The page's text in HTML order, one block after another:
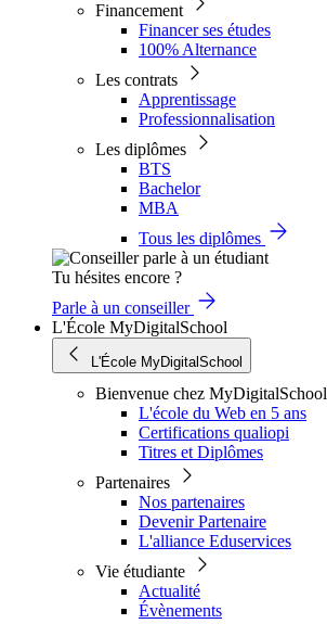
Financement
Financer ses études
100% Alternance
Les contrats
Apprentissage
Professionnalisation
Les diplômes
BTS
Bachelor
MBA
Tous les diplômes
Tu hésites encore ?
Parle à un conseiller
L'École MyDigitalSchool
L'École MyDigitalSchool
Bienvenue chez MyDigitalSchool
L'école du Web en 5 ans
Certifications qualiopi
Titres et Diplômes
Partenaires
Nos partenaires
Devenir Partenaire
L'alliance Eduservices
Vie étudiante
Actualité
Évènements